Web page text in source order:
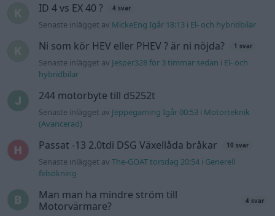
ID 4 vs EX 40 ? 4 svar
Senaste inlägget av MickeEng Igår 18:13 i El- och hybridbilar
Ni som kör HEV eller PHEV ? är ni nöjda? 1 svar
Senaste inlägget av Jesper328 för 3 timmar sedan i El- och
hybridbilar
244 motorbyte till d5252t
Senaste inlägget av Jeppegaming Igår 00:53 i Motorteknik
(Avancerad)
Passat -13 2.0tdi DSG Växellåda bråkar 10 svar
Senaste inlägget avThe-GOAT torsdag 20:54 i Generell
felsökning
Man man ha mindre ström till
Motorvärmare?
4 svar